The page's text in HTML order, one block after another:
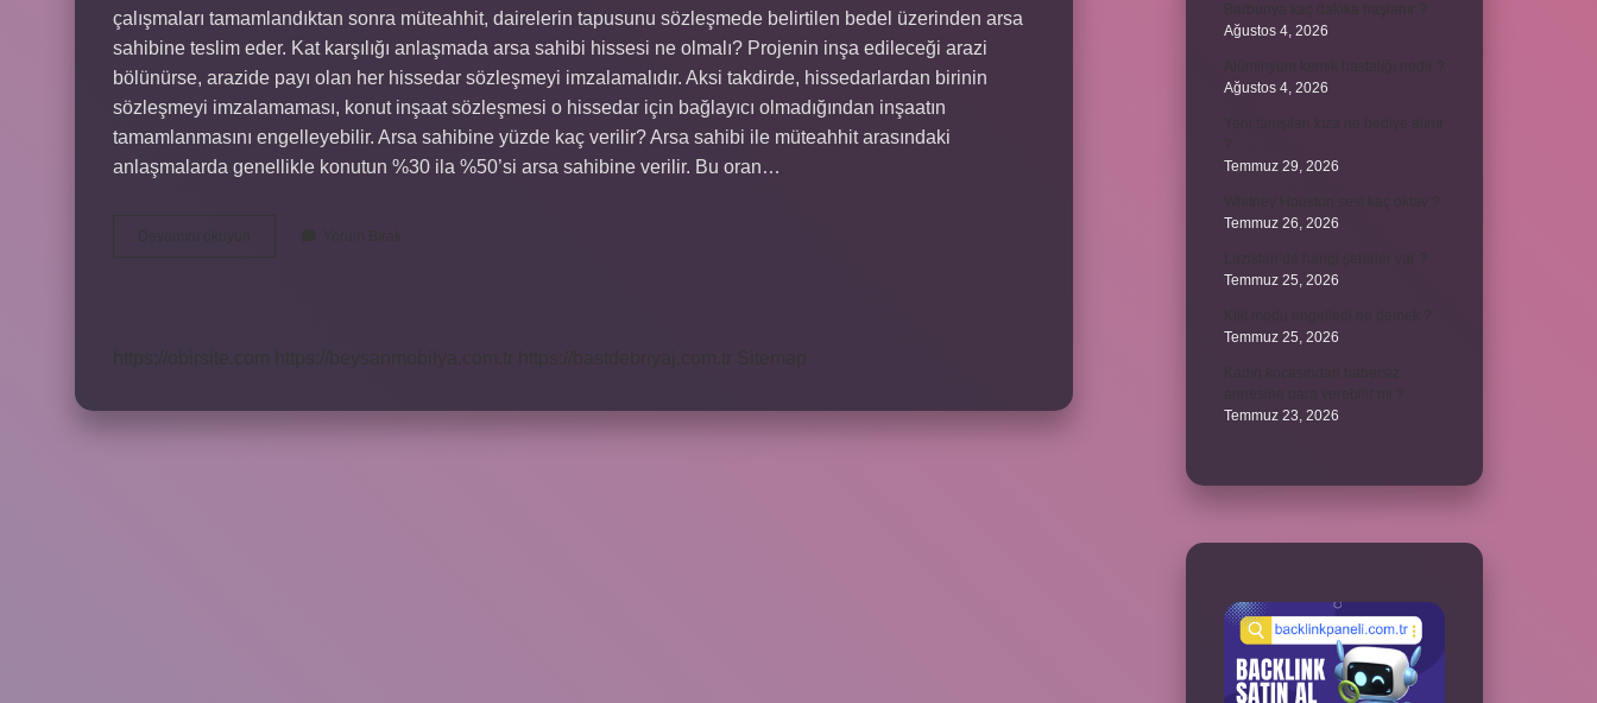
çalışmaları tamamlandıktan sonra müteahhit, dairelerin tapusunu sözleşmede belirtilen bedel üzerinden arsa
sahibine teslim eder. Kat karşılığı anlaşmada arsa sahibi hissesi ne olmalı? Projenin inşa edileceği arazi
bölünürse, arazide payı olan her hissedar sözleşmeyi imzalamalıdır. Aksi takdirde, hissedarlardan birinin
sözleşmeyi imzalamaması, konut inşaat sözleşmesi o hissedar için bağlayıcı olmadığından inşaatın
tamamlanmasını engelleyebilir. Arsa sahibine yüzde kaç verilir? Arsa sahibi ile müteahhit arasındaki
anlaşmalarda genellikle konutun %30 ila %50’si arsa sahibine verilir. Bu oran…
Ağustos 4, 2026
Ağustos 4, 2026
Temmuz 29, 2026
Temmuz 26, 2026
Temmuz 25, 2026
Temmuz 25, 2026
Temmuz 23, 2026